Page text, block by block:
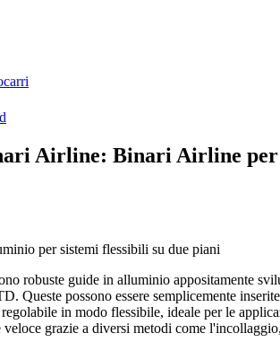
Airline: Binari Airline
per sistemi flessibili su due piani
robuste guide in alluminio appositamente
Queste possono essere semplicemente
in modo flessibile, ideale per le
grazie a diversi metodi come